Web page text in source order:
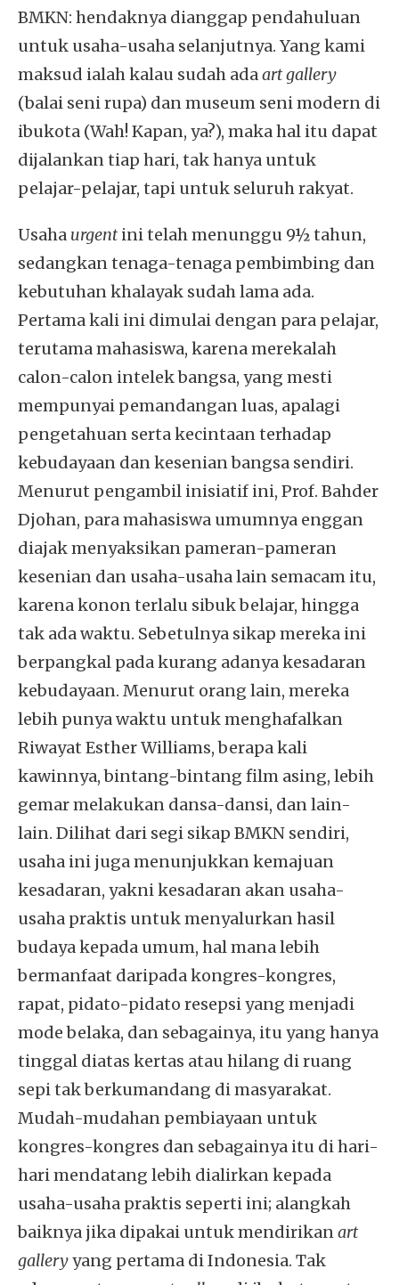
BMKN: hendaknya dianggap pendahuluan
untuk usaha-usaha selanjutnya. Yang kami
maksud ialah kalau sudah adaart gallery
(balai seni rupa) dan museum seni modern di
ibukota (Wah! Kapan, ya?), maka hal itu dapat
dijalankan tiap hari, tak hanya untuk
pelajar-pelajar, tapi untuk seluruh rakyat.
Usaha urgentini telah menunggu 9½ tahun,
sedangkan tenaga-tenaga pembimbing dan
kebutuhan khalayak sudah lama ada.
Pertama kali ini dimulai dengan para pelajar,
terutama mahasiswa, karena merekalah
calon-calon intelek bangsa, yang mesti
mempunyai pemandangan luas, apalagi
pengetahuan serta kecintaan terhadap
kebudayaan dan kesenian bangsa sendiri.
Menurut pengambil inisiatif ini, Prof. Bahder
Djohan, para mahasiswa umumnya enggan
diajak menyaksikan pameran-pameran
kesenian dan usaha-usaha lain semacam itu,
karena konon terlalu sibuk belajar, hingga
tak ada waktu. Sebetulnya sikap mereka ini
berpangkal pada kurang adanya kesadaran
kebudayaan. Menurut orang lain, mereka
lebih punya waktu untuk menghafalkan
Riwayat Esther Williams, berapa kali
kawinnya, bintang-bintang film asing, lebih
gemar melakukan dansa-dansi, dan lain-
lain. Dilihat dari segi sikap BMKN sendiri,
usaha ini juga menunjukkan kemajuan
kesadaran, yakni kesadaran akan usaha-
usaha praktis untuk menyalurkan hasil
budaya kepada umum, hal mana lebih
bermanfaat daripada kongres-kongres,
rapat, pidato-pidato resepsi yang menjadi
mode belaka, dan sebagainya, itu yang hanya
tinggal diatas kertas atau hilang di ruang
sepi tak berkumandang di masyarakat.
Mudah-mudahan pembiayaan untuk
kongres-kongres dan sebagainya itu di hari-
hari mendatang lebih dialirkan kepada
usaha-usaha praktis seperti ini; alangkah
baiknya jika dipakai untuk mendirikanart
galleryyang pertama di Indonesia. Tak